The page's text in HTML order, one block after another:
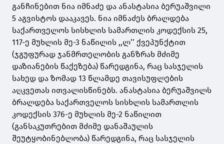
განჩინებით ნია იმნაძე და ანასტასია ბერუაშვილი
5 აგვისტოს დააკავეს. ნია იმნაძეს ბრალდება
საქართველოს სისხლის სამართლის კოდექსის 25,
117-ე მუხლის მე-3 ნაწილის ,,ლ’’ ქვეპუნქტით
(ჯგუფურად ჯანმრთელობის განზრახ მძიმე
დაზიანების წაქეზება) წარედგინა, რაც სასჯელის
სახედ და ზომად 13 წლამდე თავისუფლების
აღკვეთას ითვალისწინებს. ანასტასია ბერუაშვილს
ბრალდება საქართველოს სისხლის სამართლის
კოდექსის 376-ე მუხლის მე-2 ნაწილით
(განსაკუთრებით მძიმე დანაშაულის
შეუტყობინებლობა) წარედგინა, რაც სასჯელის